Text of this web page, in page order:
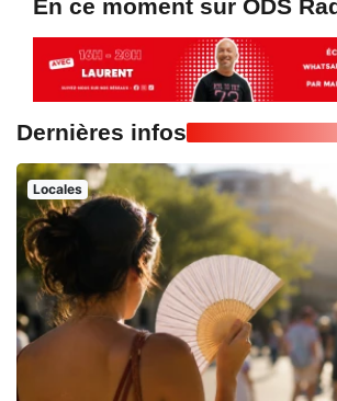
En ce moment sur ODS
Dernières infos
Locales